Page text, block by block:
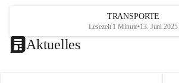
TRANSPORTE
Lesezeit 1 Minute•13. Juni 2025
Aktuelles